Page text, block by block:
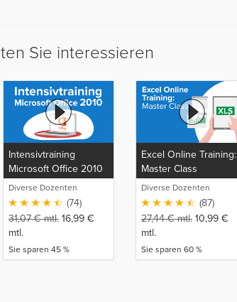
Sie interessieren
Intensivtraining
Microsoft Office 2010
Diverse Dozenten
(74)
31,07€mtl. 16,99 €
mtl.
Sie sparen 45 %
Excel Online Training:
Master Class
Diverse Dozenten
(87)
27,44€mtl. 10,99 €
mtl.
Sie sparen 60 %